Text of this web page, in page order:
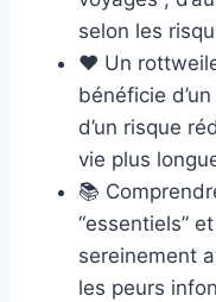
selon les
❤️ Un
bénéficie
d’un risque
vie plus
📚
“essentiels”
sereinement
les peurs